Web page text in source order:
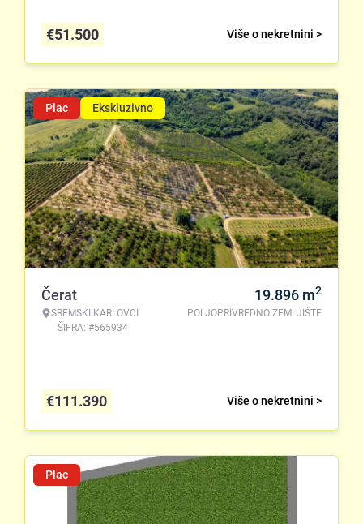
Više o nekretnini >
€51.500
Plac Ekskluzivno
Čerat
SREMSKI KARLOVCI
ŠIFRA: #565934
19.896 m2
POLJOPRIVREDNO ZEMLJIŠTE
Više o nekretnini >
€111.390
Plac